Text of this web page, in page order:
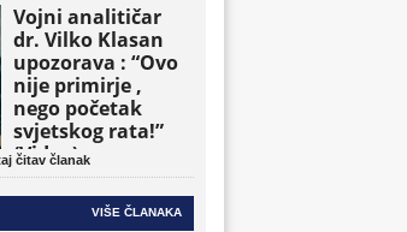
Vojni analitičar
dr. Vilko Klasan
upozorava : “Ovo
nije primirje ,
nego početak
svjetskog rata!”
(Video)
čitav članak
VIŠE ČLANAKA